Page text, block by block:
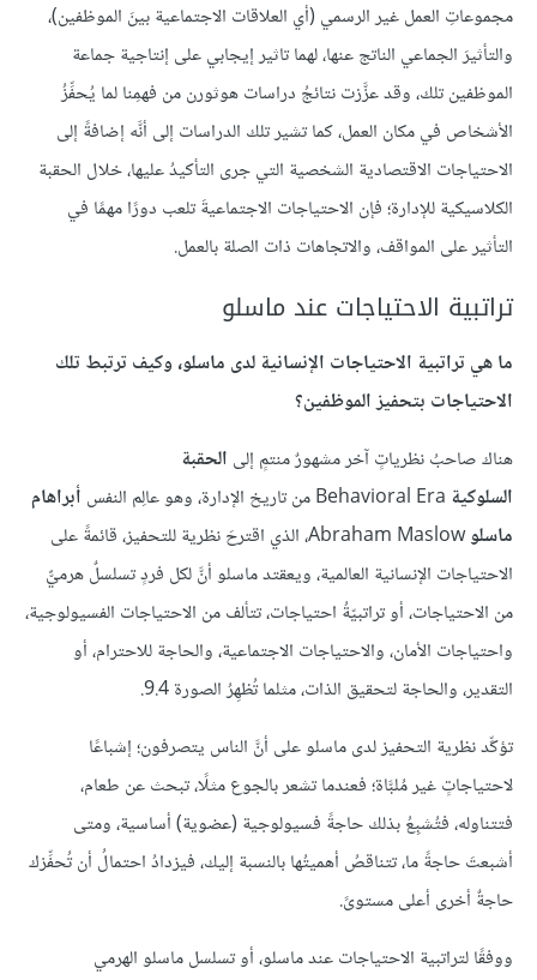
مجموعاتِ العمل غير الرسمي (أي العلاقات الاجتماعية بينَ الموظفين)،
والتأثيرَ الجماعي الناتج عنها، لهما تاثير إيجابي على إنتاجية جماعة
الموظفين تلك، وقد عزَّزت نتائجُ دراسات هوثورن من فهمِنا لما يُحفِّزُ
الأشخاص في مكان العمل، كما تشير تلك الدراسات إلى أنَّه إضافةً إلى
الاحتياجات الاقتصادية الشخصية التي جرى التأكيدُ عليها، خلال الحقبة
الكلاسيكية للإدارة؛ فإن الاحتياجات الاجتماعيةَ تلعب دورًا مهمًا في
التأثير على المواقف، والاتجاهات ذات الصلة بالعمل.
تراتبية الاحتياجات عند ماسلو
ما هي تراتبية الاحتياجات الإنسانية لدى ماسلو، وكيف ترتبط تلك
الاحتياجات بتحفيز الموظفين؟
هناك صاحبُ نظرياتٍ آخر مشهورٌ منتمٍ إلى الحقبة
السلوكية
أبراهام
ماسلو
Abraham Maslow، الذي اقترحَ نظرية للتحفيز، قائمةً على
الاحتياجات الإنسانية العالمية، ويعقتد ماسلو أنَّ لكل فردٍ تسلسلٌ هرميٌّ
من الاحتياجات، أو تراتبيّةُ احتياجات، تتألف من الاحتياجات الفسيولوجية،
واحتياجات الأمان، والاحتياجات الاجتماعية، والحاجة للاحترام، أو
التقدير، والحاجة لتحقيق الذات، مثلما تُظهِرُ الصورة 9.4.
تؤكِّد نظرية التحفيز لدى ماسلو على أنَّ الناس يتصرفون؛ إشباعًا
لاحتياجاتٍ غير مُلبَّاة؛ فعندما تشعر بالجوع مثلًا، تبحث عن طعام،
فتتناوله، فتُشبِعُ بذلك حاجةً فسيولوجية (عضوية) أساسية، ومتى
أشبعتَ حاجةً ما، تتناقصُ أهميتُها بالنسبة إليك، فيزدادُ احتمالُ أن تُحفِّزك
حاجةٌ أخرى أعلى مستوىً.
ووفقًا لتراتبية الاحتياجات عند ماسلو، أو تسلسل ماسلو الهرمي